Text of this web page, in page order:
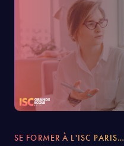
SE FORMER À L'ISC PARIS…